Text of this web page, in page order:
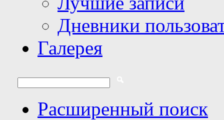
Дневники
Галерея
Расширенный поиск